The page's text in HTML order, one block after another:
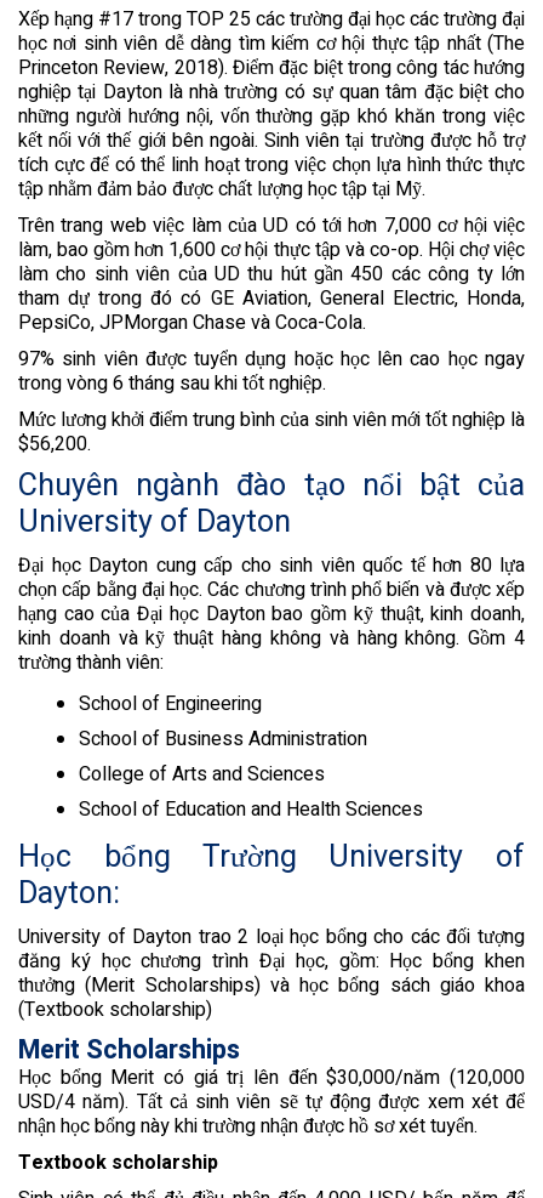
Xếp hạng #17 trong TOP 25 các trường đại học các trường đại
học nơi sinh viên dễ dàng tìm kiếm cơ hội thực tập nhất (The
Princeton Review, 2018). Điểm đặc biệt trong công tác hướng
nghiệp tại Dayton là nhà trường có sự quan tâm đặc biệt cho
những người hướng nội, vốn thường gặp khó khăn trong việc
kết nối với thế giới bên ngoài. Sinh viên tại trường được hỗ trợ
tích cực để có thể linh hoạt trong việc chọn lựa hình thức thực
tập nhằm đảm bảo được chất lượng học tập tại Mỹ.
Trên trang web việc làm của UD có tới hơn 7,000 cơ hội việc
làm, bao gồm hơn 1,600 cơ hội thực tập và co-op. Hội chợ việc
làm cho sinh viên của UD thu hút gần 450 các công ty lớn
tham dự trong đó có GE Aviation, General Electric, Honda,
PepsiCo, JPMorgan Chase và Coca-Cola.
97% sinh viên được tuyển dụng hoặc học lên cao học ngay
trong vòng 6 tháng sau khi tốt nghiệp.
Mức lương khởi điểm trung bình của sinh viên mới tốt nghiệp là
$56,200.
Chuyên ngành đào tạo nổi bật của
University of Dayton
Đại học Dayton cung cấp cho sinh viên quốc tế hơn 80 lựa
chọn cấp bằng đại học. Các chương trình phổ biến và được xếp
hạng cao của Đại học Dayton bao gồm kỹ thuật, kinh doanh,
kinh doanh và kỹ thuật hàng không và hàng không. Gồm 4
trường thành viên:
School of Engineering
School of Business Administration
College of Arts and Sciences
School of Education and Health Sciences
Học bổng Trường University of
Dayton:
University of Dayton trao 2 loại học bổng cho các đối tượng
đăng ký học chương trình Đại học, gồm: Học bổng khen
thưởng (Merit Scholarships) và học bổng sách giáo khoa
(Textbook scholarship)
Merit Scholarships
Học bổng Merit có giá trị lên đến $30,000/năm (120,000
USD/4 năm). Tất cả sinh viên sẽ tự động được xem xét để
nhận học bổng này khi trường nhận được hồ sơ xét tuyển.
Textbook scholarship